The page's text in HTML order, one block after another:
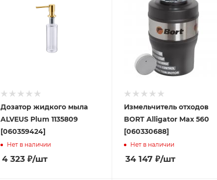
Дозатор жидкого мыла
ALVEUS Plum 1135809
[060359424]
Нет в наличии
4 323₽/шт
Измельчитель отходов
BORT Alligator Max 560
[060330688]
Нет в наличии
34 147 ₽/шт